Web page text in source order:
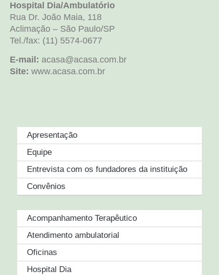
Hospital Dia/Ambulatório
Rua Dr. João Maia, 118
Aclimação – São Paulo/SP
Tel./fax: (11) 5574-0677
E-mail: acasa@acasa.com.br
Site: www.acasa.com.br
Apresentação
Equipe
Entrevista com os fundadores da instituição
Convênios
Acompanhamento Terapêutico
Atendimento ambulatorial
Oficinas
Hospital Dia